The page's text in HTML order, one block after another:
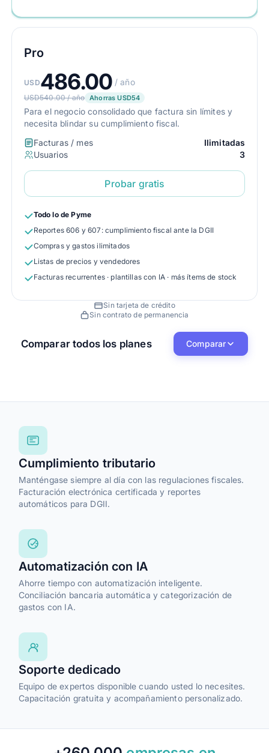
Pro
USD486.00 / año
USD540.00 / año Ahorras USD54
Para el negocio consolidado que factura sin límites y
necesita blindar su cumplimiento fiscal.
Facturas / mes
Ilimitadas
Usuarios
3
Probar gratis
Todo lo de Pyme
Reportes 606 y 607: cumplimiento fiscal ante la DGII
Compras y gastos ilimitados
Listas de precios y vendedores
Facturas recurrentes · plantillas con IA · más ítems de stock
Sin tarjeta de crédito
Sin contrato de permanencia
Comparar todos los planes Comparar
Editar plantillas facturas
Facturación electrónica
Facturas recurrentes
Notas de crédito
Personalización de PDF
1 3 5
Cumplimiento tributario
Manténgase siempre al día con las regulaciones fiscales.
Facturación electrónica certificada y reportes
automáticos para DGII.
Automatización con IA
Ahorre tiempo con automatización inteligente.
Conciliación bancaria automática y categorización de
gastos con IA.
Soporte dedicado
Equipo de expertos disponible cuando usted lo necesites.
Capacitación gratuita y acompañamiento personalizado.